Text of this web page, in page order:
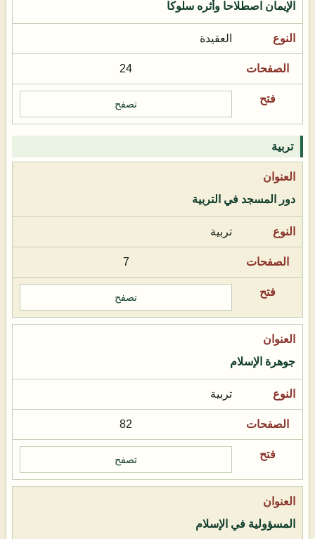
الإيمان اصطلاحا وأثره سلوكا
العقيدة
24
تصفح
تربية
دور المسجد في التربية
تربية
7
تصفح
جوهرة الإسلام
تربية
82
تصفح
المسؤولية في الإسلام